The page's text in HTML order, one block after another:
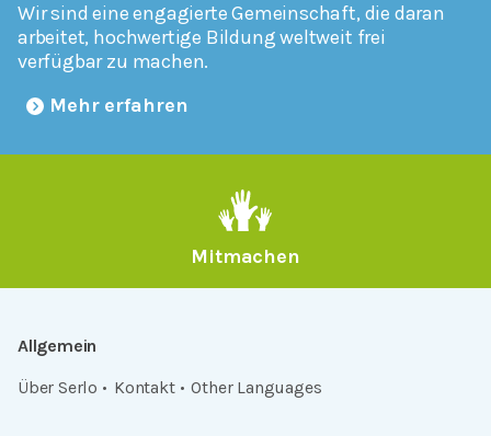
Wir sind eine engagierte Gemeinschaft, die daran
arbeitet, hochwertige Bildung weltweit frei
verfügbar zu machen.
Mehr erfahren
Mitmachen
Allgemein
Über Serlo
Kontakt Other Languages